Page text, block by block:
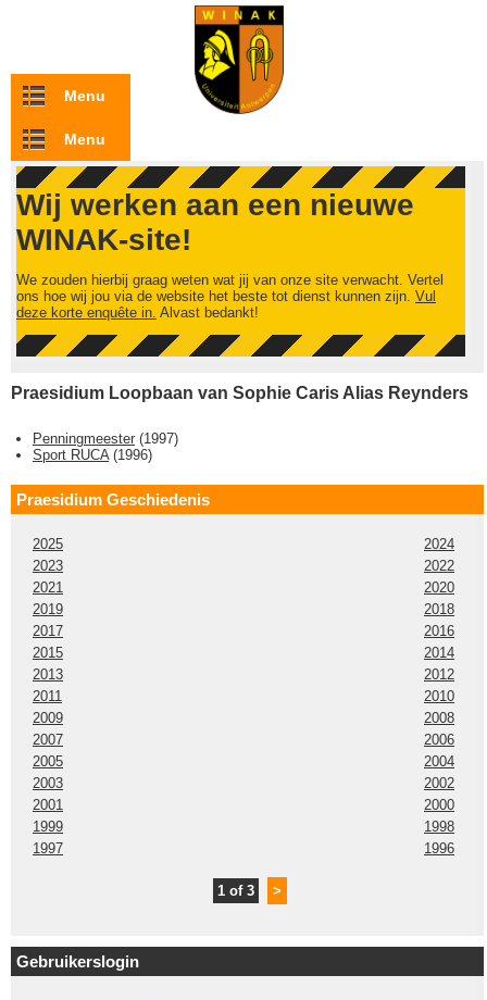
Overslaan en naar de inhoud gaan
Menu
Menu
Wij werken aan een nieuwe
WINAK-site!
We zouden hierbij graag weten wat jij van onze site verwacht. Vertel
ons hoe wij jou via de website het beste tot dienst kunnen zijn. Vul
deze korte enquête in. Alvast bedankt!
Praesidium Loopbaan van Sophie Caris Alias Reynders
Penningmeester (1997)
Sport RUCA(1996)
Praesidium Geschiedenis
2025
2024
2023
2022
2021
2020
2019
2018
2017
2016
2015
2014
2013
2012
2011
2010
2009
2008
2007
2006
2005
2004
2003
2002
2001
2000
1999
1998
1997
1996
1 of 3 >
Gebruikerslogin